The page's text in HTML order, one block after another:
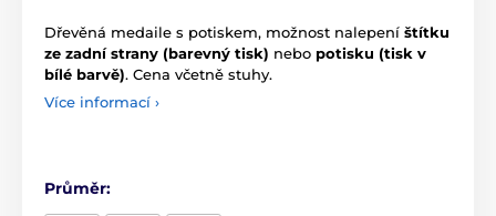
Dřevěná medaile s potiskem, možnost nalepení štítku
ze zadní strany (barevný tisk) nebo potisku (tisk v
bílé barvě). Cena včetně stuhy.
Více informací ›
Průměr: